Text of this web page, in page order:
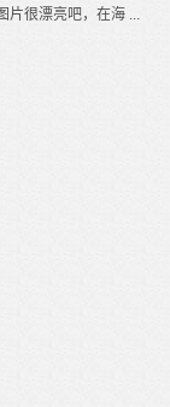
片很漂亮吧，在海 ...